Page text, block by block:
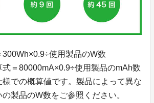
使用製品のW数
＝80000mA×0.9÷使用製品のmAh数
での概算値です。製品によって異な
製品のW数をご参照ください。